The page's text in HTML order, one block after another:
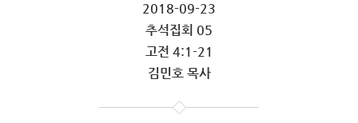
2018-09-23
추석집회 05
고전 4:1-21
김민호 목사